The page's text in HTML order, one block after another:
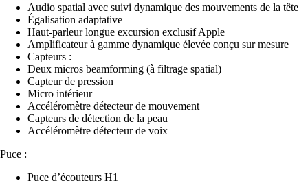
Audio spatial avec suivi dynamique des mouvements de la tête
Égalisation adaptative
Haut-parleur longue excursion exclusif Apple
Amplificateur à gamme dynamique élevée conçu sur mesure
Capteurs :
Deux micros beamforming (à filtrage spatial)
Capteur de pression
Micro intérieur
Accéléromètre détecteur de mouvement
Capteurs de détection de la peau
Accéléromètre détecteur de voix
Puce :
Puce d’écouteurs H1